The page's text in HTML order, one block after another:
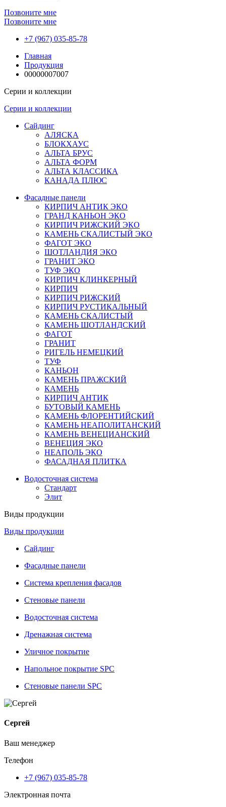
Позвоните мне
Позвоните мне
+7 (967) 035-85-78
Главная
Продукция
00000007007
Серии и коллекции
Серии и коллекции
Сайдинг
АЛЯСКА
БЛОКХАУС
АЛЬТА БРУС
АЛЬТА ФОРМ
АЛЬТА КЛАССИКА
КАНАДА ПЛЮС
Фасадные панели
КИРПИЧ АНТИК ЭКО
ГРАНД КАНЬОН ЭКО
КИРПИЧ РИЖСКИЙ ЭКО
КАМЕНЬ СКАЛИСТЫЙ ЭКО
ФАГОТ ЭКО
ШОТЛАНДИЯ ЭКО
ГРАНИТ ЭКО
ТУФ ЭКО
КИРПИЧ КЛИНКЕРНЫЙ
КИРПИЧ
КИРПИЧ РИЖСКИЙ
КИРПИЧ РУСТИКАЛЬНЫЙ
КАМЕНЬ СКАЛИСТЫЙ
КАМЕНЬ ШОТЛАНДСКИЙ
ФАГОТ
ГРАНИТ
РИГЕЛЬ НЕМЕЦКИЙ
ТУФ
КАНЬОН
КАМЕНЬ ПРАЖСКИЙ
КАМЕНЬ
КИРПИЧ АНТИК
БУТОВЫЙ КАМЕНЬ
КАМЕНЬ ФЛОРЕНТИЙСКИЙ
КАМЕНЬ НЕАПОЛИТАНСКИЙ
КАМЕНЬ ВЕНЕЦИАНСКИЙ
ВЕНЕЦИЯ ЭКО
НЕАПОЛЬ ЭКО
ФАСАДНАЯ ПЛИТКА
Водосточная система
Стандарт
Элит
Виды продукции
Виды продукции
Сайдинг
Фасадные панели
Система крепления фасадов
Стеновые панели
Водосточная система
Дренажная система
Уличное покрытие
Напольное покрытие SPC
Стеновые панели SPC
Сергей
Ваш менеджер
Телефон
+7 (967) 035-85-78
Электронная почта